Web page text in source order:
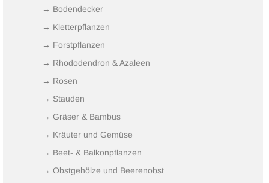
→ Bodendecker
→ Kletterpflanzen
→ Forstpflanzen
→ Rhododendron & Azaleen
→ Rosen
→ Stauden
→ Gräser & Bambus
→ Kräuter und Gemüse
→ Beet- & Balkonpflanzen
→ Obstgehölze und Beerenobst